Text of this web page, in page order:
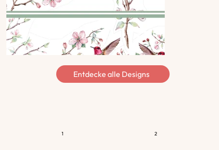
Entdecke alle Designs
1 2